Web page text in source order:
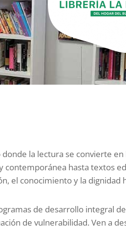
la lectura se convierte
contemporánea hasta textos
el conocimiento y la dignidad
de desarrollo integral
de vulnerabilidad. Ven a